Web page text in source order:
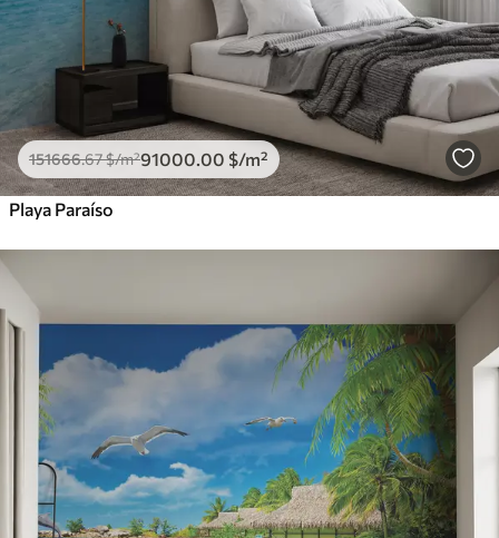
151666.67$/m²91000 .00 $/m²
Playa Paraíso